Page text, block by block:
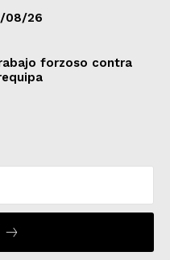
08/26
forzoso contra